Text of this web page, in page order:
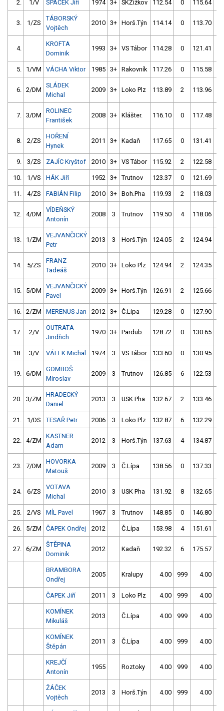
2. 1/V ŠPAČEK Jiří 1974 3+ SKŽižkov 112.54 0 115.64
3. 1/ZS
TÁBORSKÝ
Vojtěch
2010 3+ Horš.Týn 114.14 0 113.70
4.
KROFTA
Dominik
1993 3+ VS Tábor 114.28 0 121.41
5. 1/VM VÁCHA Viktor 1985 3+ Rakovník 117.26 0 115.58
6. 2/DM
SLÁDEK
Michal
2009 3+ Loko Plz 113.89 2 113.96
7. 3/DM
ROLINEC
František
2008 3+ Klášter. 116.10 0 117.48
8. 2/ZS
HOŘENÍ
Hynek
2011 3+ Kadaň 117.65 0 131.41
9. 3/ZS ZAJÍC Kryštof 2010 3+ VS Tábor 115.92 2 122.58
10. 1/VS HÁK Jiří 1952 3+ Trutnov 123.37 0 121.69
11. 4/ZS FABIÁN Filip 2010 3+ Boh.Pha 119.93 2 118.03
12. 4/DM
VÍDEŇSKÝ
Antonín
2008 3 Trutnov 119.50 4 118.06
13. 1/ZM
VEJVANČICKÝ
Petr
2013 3 Horš.Týn 124.05 2 124.94
14. 5/ZS
FRANZ
Tadeáš
2010 3+ Loko Plz 124.94 2 124.35
15. 5/DM
VEJVANČICKÝ
Pavel
2009 3+ Horš.Týn 126.91 2 125.66
16. 2/ZM MERENUS Jan 2012 3+ Č.Lípa 129.28 0 127.90
17. 2/V
OUTRATA
Jindřich
1970 3+ Pardub. 128.72 0 130.65
18. 3/V VÁLEK Michal 1974 3 VS Tábor 133.60 0 130.95
19. 6/DM
GOMBOŠ
Miroslav
2009 3 Trutnov 126.85 6 122.53
20. 3/ZM
HRADECKÝ
Daniel
2013 3 USK Pha 132.67 2 133.46
21. 1/DS TESAŘ Petr 2006 3 Loko Plz 132.87 6 132.29
22. 4/ZM
KASTNER
Adam
2012 3 Horš.Týn 137.63 4 134.87
23. 7/DM
HOVORKA
Matouš
2009 3 Č.Lípa 138.56 0 137.33
24. 6/ZS
VOTAVA
Michal
2010 3 USK Pha 131.92 8 132.65
25. 2/VS MÍL Pavel 1967 3 Trutnov 148.85 0 146.80
26. 5/ZM ČAPEK Ondřej 2012 Č.Lípa 153.98 4 151.61
27. 6/ZM
ŠTĚPINA
Dominik
2012 Kadaň 192.32 6 175.57
BRAMBORA
Ondřej
2005 Kralupy 4.00 999 4.00
ČAPEK Jiří 2011 3 Loko Plz 4.00 999 4.00
KOMÍNEK
Mikuláš
2013 Č.Lípa 4.00 999 4.00
KOMÍNEK
Štěpán
2011 3 Č.Lípa 4.00 999 4.00
KREJČÍ
Antonín
1955 Roztoky 4.00 999 4.00
ŽÁČEK
Vojtěch
2013 3 Horš.Týn 4.00 999 4.00